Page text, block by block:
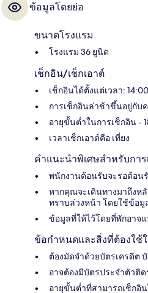
ข้อมูลโดยย่อ
ขนาดโรงแรม
โรงแรม 36 ยูนิต
เช็กอิน/เช็กเอาต์
เช็กอินได้ตั้งแต่เวลา:
การเช็กอินล่าช้าขึ้นอยู่กับ
อายุขั้นต่ำในการเช็กอิน -
เวลาเช็กเอาต์คือ เที่ยง
คำแนะนำพิเศษสำหรับกา
พนักงานต้อนรับจะรอต้อน
หากคุณจะเดินทางมาถึงห
ทราบล่วงหน้า โดยใช้ข้อมู
ข้อมูลที่ให้ไว้โดยที่พักอาจ
ข้อกำหนดและสิ่งที่ต้องใช้
ต้องมัดจำด้วยบัตรเครดิต
อาจต้องมีบัตรประจำตัวติ
อายุขั้นต่ำที่สามารถเช็กอิน